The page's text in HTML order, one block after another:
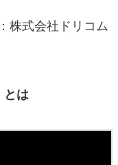
株式会社ドリコム
とは